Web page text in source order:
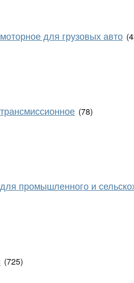
для грузовых авто
(78)
промышленного и
(725)